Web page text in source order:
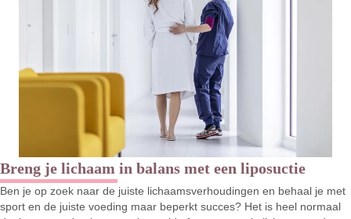
Breng je lichaam in balans met een liposuctie
Ben je op zoek naar de juiste lichaamsverhoudingen en behaal je met
sport en de juiste voeding maar beperkt succes? Het is heel normaal